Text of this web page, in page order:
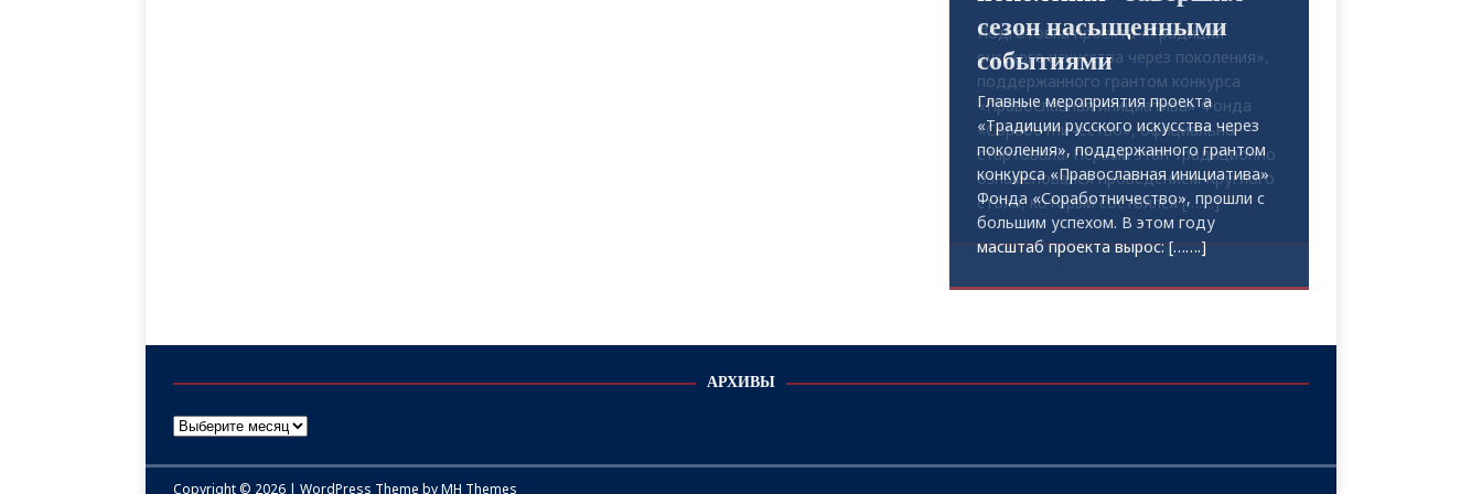
Подготовка проекта «Традиции
русского искусства через поколения»,
поддержанного грантом конкурса
«Православная инициатива» Фонда
«Соработничество», официально
стартовала. Первый этап традиционно
ознаменовался проведением Круглого
стола, который состоялся[…….]